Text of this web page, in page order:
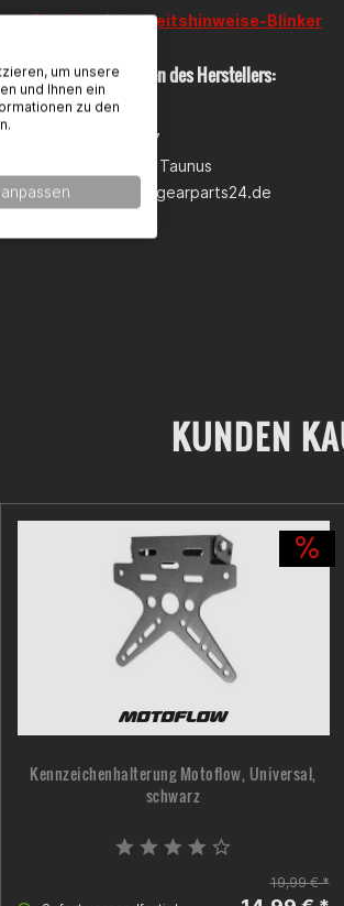
Produktsicherheitshinweise-Blinker
Kontaktinformationen des Herstellers:
Gearparts GmbH
Im Langgewann 5-7
65719 Hofheim am Taunus
Kontakt:
support@gearparts24.de
KUNDEN
Kennzeichenhalterung Motoflow, Universal,
schwarz
19,99 € *
um unsere
und Ihnen ein
zu den